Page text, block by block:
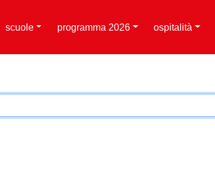
scuole programma 2026 ospitalità